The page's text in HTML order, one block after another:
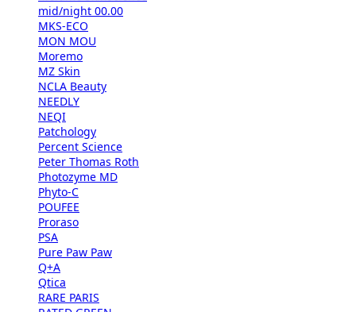
mid/night 00.00
MKS-ECO
MON MOU
Moremo
MZ Skin
NCLA Beauty
NEEDLY
NEQI
Patchology
Percent Science
Peter Thomas Roth
Photozyme MD
Phyto-C
POUFEE
Proraso
PSA
Pure Paw Paw
Q+A
Qtica
RARE PARIS